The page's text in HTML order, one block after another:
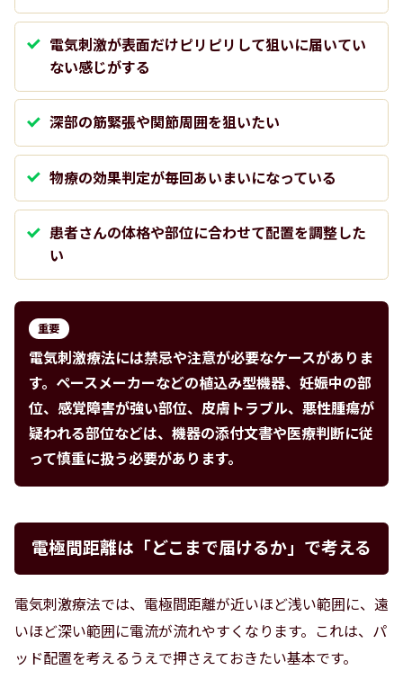
電気刺激が表面だけピリピリして狙いに届いてい
ない感じがする
深部の筋緊張や関節周囲を狙いたい
物療の効果判定が毎回あいまいになっている
患者さんの体格や部位に合わせて配置を調整した
い
重要
電気刺激療法には禁忌や注意が必要なケースがありま
す。ペースメーカーなどの植込み型機器、妊娠中の部
位、感覚障害が強い部位、皮膚トラブル、悪性腫瘍が
疑われる部位などは、機器の添付文書や医療判断に従
って慎重に扱う必要があります。
電極間距離は「どこまで届けるか」で考える
電気刺激療法では、電極間距離が近いほど浅い範囲に、遠
いほど深い範囲に電流が流れやすくなります。これは、パ
ッド配置を考えるうえで押さえておきたい基本です。